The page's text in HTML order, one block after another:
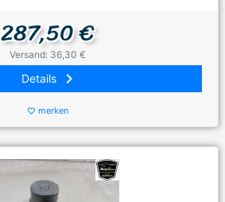
287,50 €
Versand: 36,30 €
Details keyboard_arrow_right
favorite_border merken